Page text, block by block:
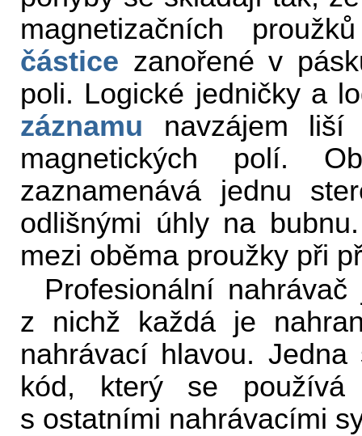
magnetizačních
částice zanořené v
poli. Logické jedničky a
záznamu navzájem liší
magnetických polí.
zaznamenává jednu
odlišnými úhly na
mezi oběma proužky při
Profesionální
z nichž každá je
nahrávací hlavou.
kód, který se používá
s ostatními nahrávacími